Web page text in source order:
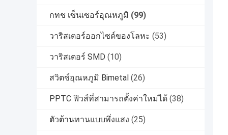
กทช เซ็นเซอร์อุณหภูมิ (99)
วาริสเตอร์ออกไซด์ของโลหะ (53)
วาริสเตอร์ SMD (10)
สวิตช์อุณหภูมิ Bimetal (26)
PPTC ฟิวส์ที่สามารถตั้งค่าใหม่ได้ (38)
ตัวต้านทานแบบพึ่งแสง (25)